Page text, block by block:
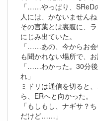
「……やっぱり、SReD
人には、かないませんね
その言葉とは裏腹に、
にじみ出ていた。
「……あの、今からお
も聞かれない場所で、お
「……わかった。30分
れ」
ミドリは通信を切ると
ら、ERへと向かった。
「もしもし、ナギサ？
だけど……」